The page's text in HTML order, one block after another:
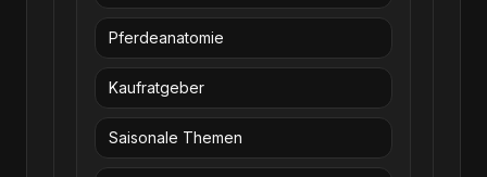
Pferdeanatomie
Kaufratgeber
Saisonale Themen